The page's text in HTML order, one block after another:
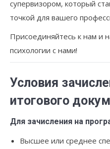
супервизором, который
точкой для вашего
Присоединяйтесь к нам и
психологии с нами!
Условия
итогового
Для зачисления на
Высшее или среднее